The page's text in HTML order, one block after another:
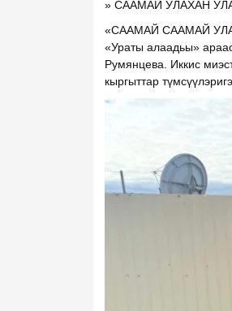
» СААМАЙ УЛАХАН
«СААМАЙ СААМАЙ
«Ураты алаадьы»
Румянцева. Иккис
кыргыттар